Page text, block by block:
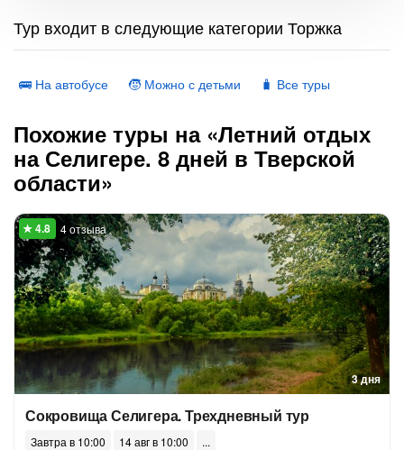
Тур входит в следующие категории Торжка
🚌 На автобусе 🧒 Можно с детьми 🧳 Все туры
Похожие туры на «Летний отдых
на Селигере. 8 дней в Тверской
области»
3 дня
4 отзыва
Сокровища Селигера. Трехдневный тур
Завтра в 10:00
14 авг в 10:00